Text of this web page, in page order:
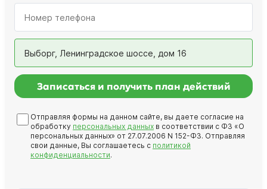
Выборг, Ленинградское шоссе, дом 16
Записаться и получить план действий
Отправляя формы на данном сайте, вы даете согласие на
обработку персональных данных в соответствии с ФЗ «О
персональных данных» от 27.07.2006 N 152-ФЗ. Отправляя
свои данные, Вы соглашаетесь с политикой
конфиденциальности.